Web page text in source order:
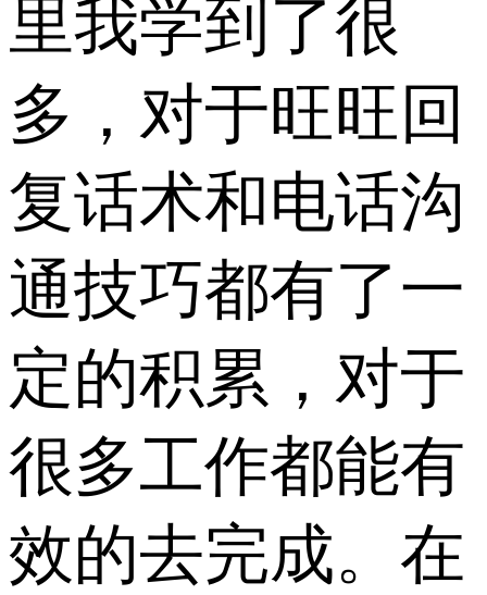
里我学到了很
多，对于旺旺回
复话术和电话沟
通技巧都有了一
定的积累，对于
很多工作都能有
效的去完成。在